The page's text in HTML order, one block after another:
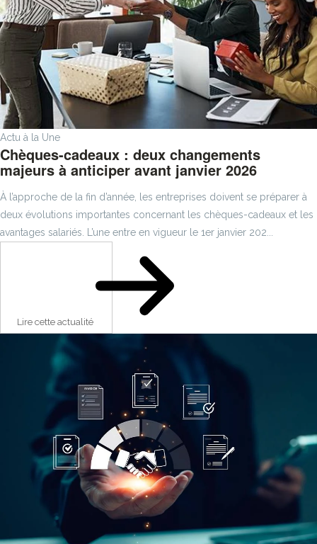
Actu à la Une
Chèques-cadeaux : deux changements
majeurs à anticiper avant janvier 2026
À l’approche de la fin d’année, les entreprises doivent se préparer à
deux évolutions importantes concernant les chèques-cadeaux et les
avantages salariés. L’une entre en vigueur le 1er janvier 202...
Lire cette actualité